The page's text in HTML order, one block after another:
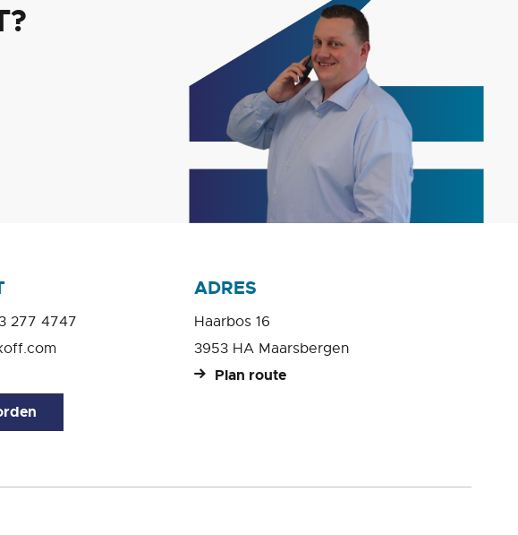
277 4747
ADRES
Haarbos 16
3953 HA Maarsbergen
Plan route